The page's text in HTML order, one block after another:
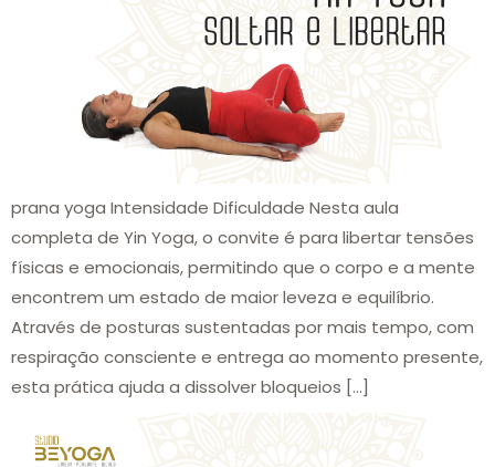
prana yoga Intensidade Dificuldade Nesta aula
completa de Yin Yoga, o convite é para libertar tensões
físicas e emocionais, permitindo que o corpo e a mente
encontrem um estado de maior leveza e equilíbrio.
Através de posturas sustentadas por mais tempo, com
respiração consciente e entrega ao momento presente,
esta prática ajuda a dissolver bloqueios […]